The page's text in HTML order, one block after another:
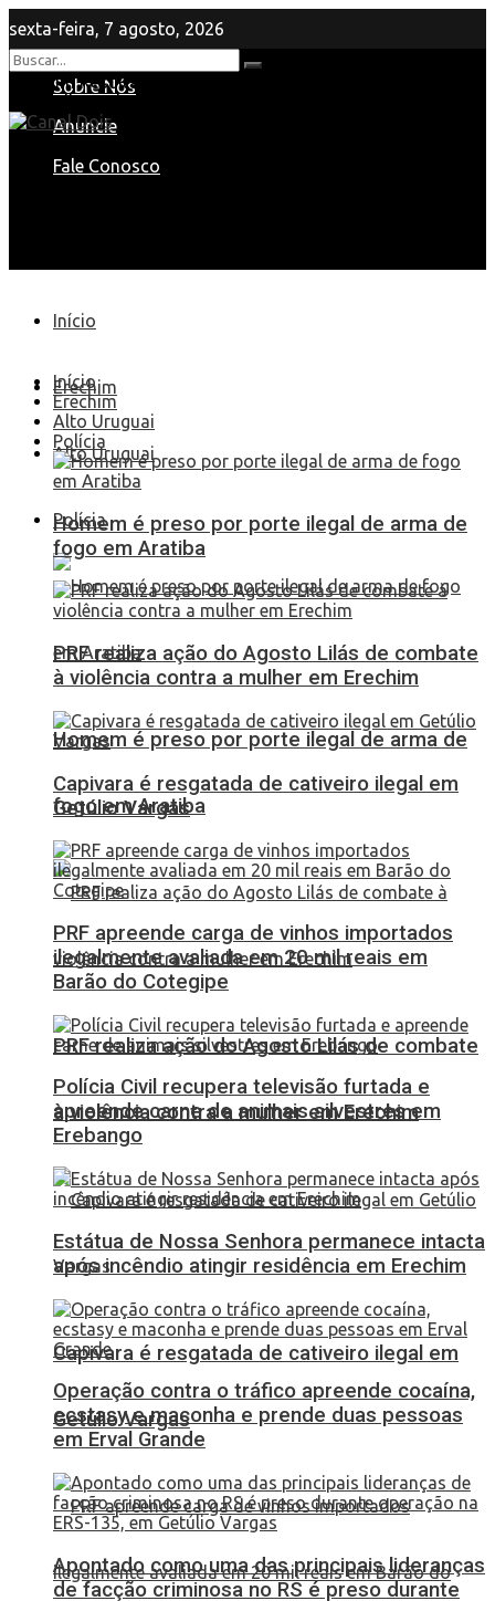
sexta-feira, 7 agosto, 2026
Sobre Nós
Anuncie
Fale Conosco
Nenhum Resultado
View All Result
Início
Erechim
Alto Uruguai
Polícia
Homem é preso por porte ilegal de arma de
fogo em Aratiba
PRF realiza ação do Agosto Lilás de combate
à violência contra a mulher em Erechim
Capivara é resgatada de cativeiro ilegal em
Getúlio Vargas
Início
Erechim
Alto Uruguai
Polícia
Homem é preso por porte ilegal de arma de
fogo em Aratiba
PRF realiza ação do Agosto Lilás de combate
à violência contra a mulher em Erechim
Capivara é resgatada de cativeiro ilegal em
Getúlio Vargas
PRF apreende carga de vinhos importados
ilegalmente avaliada em 20 mil reais em
Barão do Cotegipe
Polícia Civil recupera televisão furtada e
apreende carne de animais silvestres em
Erebango
Estátua de Nossa Senhora permanece intacta
após incêndio atingir residência em Erechim
Operação contra o tráfico apreende cocaína,
ecstasy e maconha e prende duas pessoas
em Erval Grande
Apontado como uma das principais lideranças
de facção criminosa no RS é preso durante